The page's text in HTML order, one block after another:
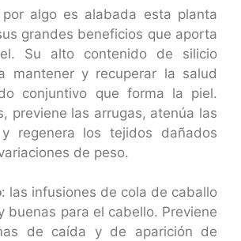
algo es alabada esta planta
grandes beneficios que aporta
Su alto contenido de silicio
mantener y recuperar la salud
conjuntivo que forma la piel.
previene las arrugas, atenúa las
regenera los tejidos dañados
de peso.
: las infusiones de cola de caballo
buenas para el cabello. Previene
de caída y de aparición de